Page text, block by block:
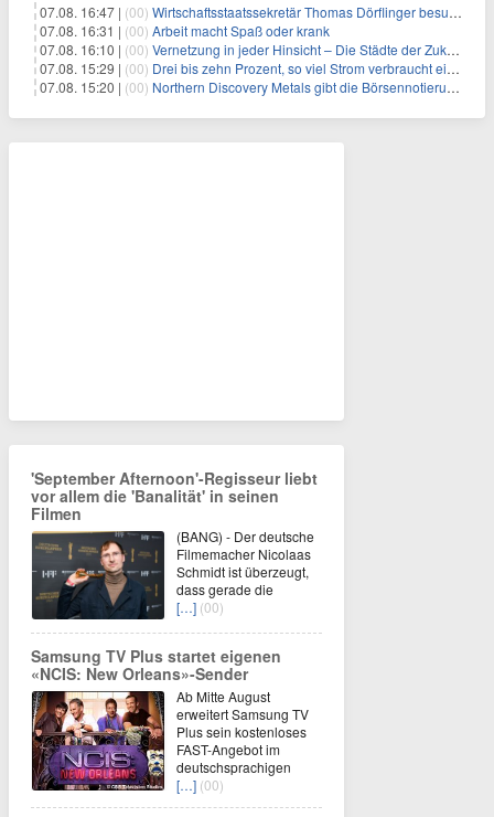
07.08. 16:47 | (00) Wirtschaftsstaatssekretär Thomas Dörflinger besucht Handwerksbetrieb im Kammerbezirk Freiburg
07.08. 16:31 | (00) Arbeit macht Spaß oder krank
07.08. 16:10 | (00) Vernetzung in jeder Hinsicht – Die Städte der Zukunft sind grün-blau
07.08. 15:29 | (00) Drei bis zehn Prozent, so viel Strom verbraucht ein Aufzug im Gebäude
07.08. 15:20 | (00) Northern Discovery Metals gibt die Börsennotierung an der Frankfurter Wertpapierbörse bekannt
'September Afternoon'-Regisseur liebt
vor allem die 'Banalität' in seinen
Filmen
(BANG) - Der deutsche
Filmemacher Nicolaas
Schmidt ist überzeugt,
dass gerade die
[…] (00)
Samsung TV Plus startet eigenen
«NCIS: New Orleans»-Sender
Ab Mitte August
erweitert Samsung TV
Plus sein kostenloses
FAST-Angebot im
deutschsprachigen
[…] (00)